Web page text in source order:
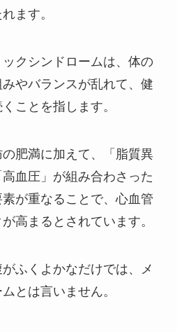
ます。
クシンドロームは、体の
やバランスが乱れて、健
ことを指します。
肥満に加えて、「脂質異
血圧」が組み合わさった
が重なることで、心血管
高まるとされています。
ふくよかなだけでは、メ
とは言いません。